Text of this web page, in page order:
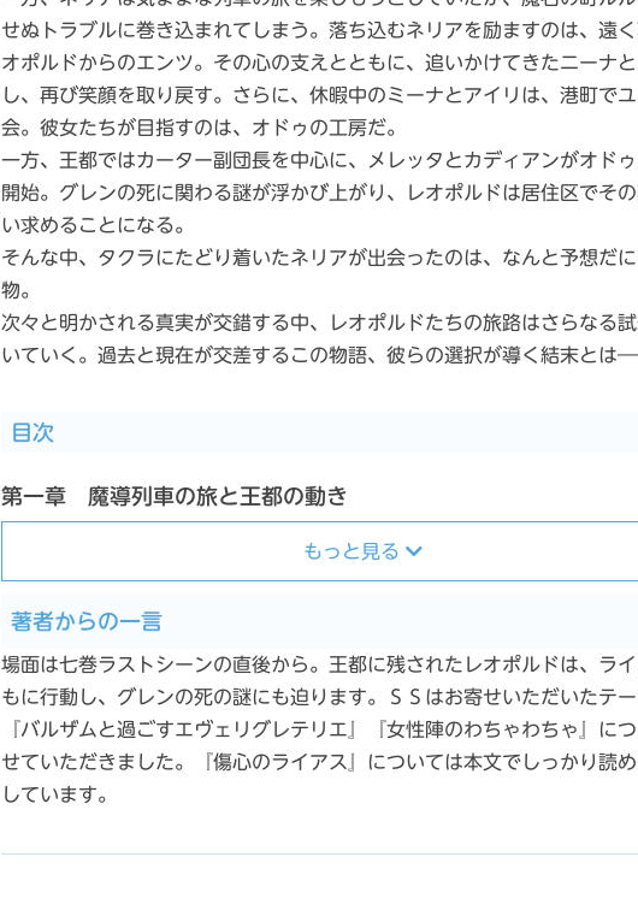
せぬトラブルに巻き込まれてしまう。落ち込むネリアを励ますのは、遠
オポルドからのエンツ。その心の支えとともに、追いかけてきたニーナ
し、再び笑顔を取り戻す。さらに、休暇中のミーナとアイリは、港町で
会。彼女たちが目指すのは、オドゥの工房だ。
一方、王都ではカーター副団長を中心に、メレッタとカディアンがオド
開始。グレンの死に関わる謎が浮かび上がり、レオポルドは居住区でそ
い求めることになる。
そんな中、タクラにたどり着いたネリアが出会ったのは、なんと予想だに
物。
次々と明かされる真実が交錯する中、レオポルドたちの旅路はさらなる
いていく。過去と現在が交差するこの物語、彼らの選択が導く結末とは
目次
第一章 魔導列車の旅と王都の動き
もっと見る
著者からの一言
場面は七巻ラストシーンの直後から。王都に残されたレオポルドは、ラ
もに行動し、グレンの死の謎にも迫ります。ＳＳはお寄せいただいたテー
『バルザムと過ごすエヴェリグレテリエ』『女性陣のわちゃわちゃ』に
せていただきました。『傷心のライアス』については本文でしっかり読
しています。